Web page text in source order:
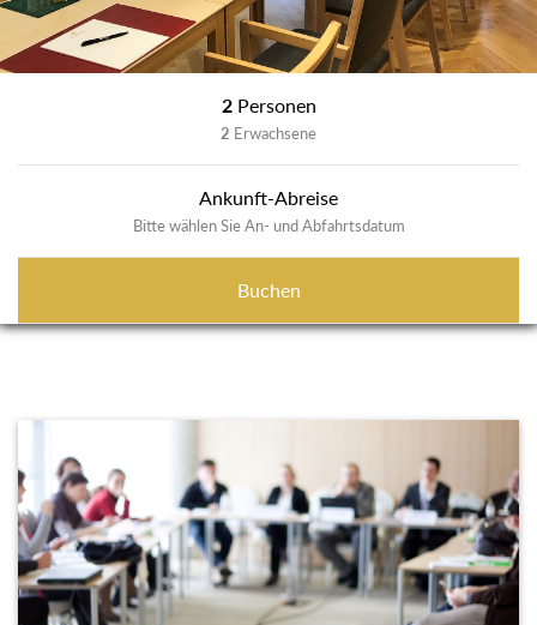
2 Personen
2 Erwachsene
Ankunft-Abreise
Bitte wählen Sie An- und Abfahrtsdatum
Buchen